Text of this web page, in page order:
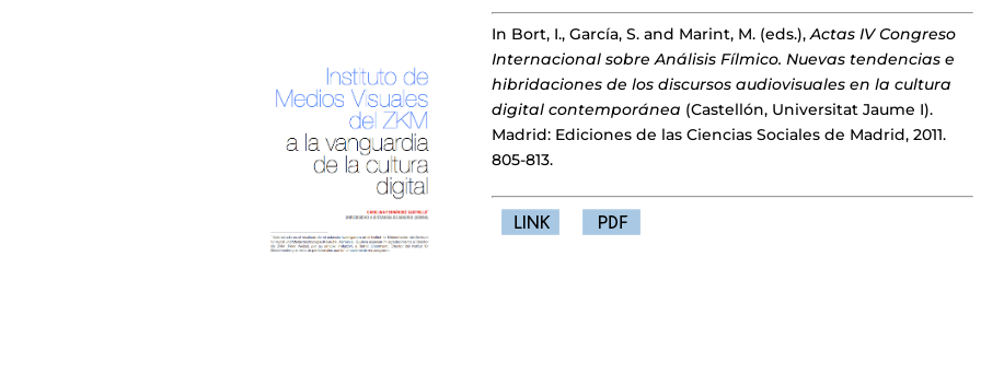
In Bort, I., García, S. and Marint, M. (eds.),Actas IV Congreso
Internacional sobre Análisis Fílmico. Nuevas tendencias e
hibridaciones de los discursos audiovisuales en la cultura
digital contemporánea (Castellón, Universitat Jaume I).
Madrid: Ediciones de las Ciencias Sociales de Madrid, 2011.
805-813.